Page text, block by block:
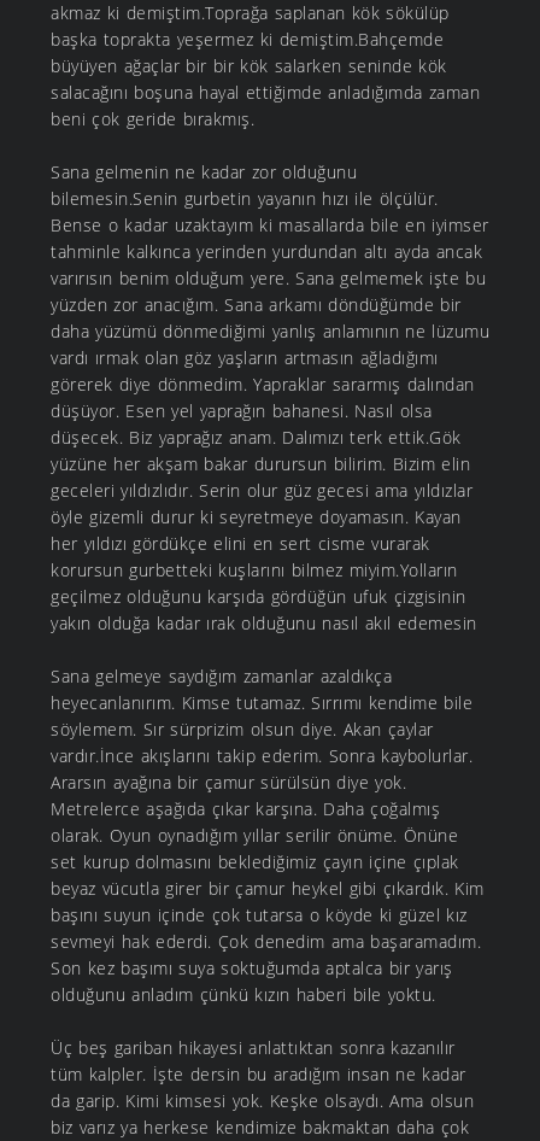
akmaz ki demiştim.Toprağa saplanan kök sökülüp
başka toprakta yeşermez ki demiştim.Bahçemde
büyüyen ağaçlar bir bir kök salarken seninde kök
salacağını boşuna hayal ettiğimde anladığımda zaman
beni çok geride bırakmış.
Sana gelmenin ne kadar zor olduğunu
bilemesin.Senin gurbetin yayanın hızı ile ölçülür.
Bense o kadar uzaktayım ki masallarda bile en iyimser
tahminle kalkınca yerinden yurdundan altı ayda ancak
varırısın benim olduğum yere. Sana gelmemek işte bu
yüzden zor anacığım. Sana arkamı döndüğümde bir
daha yüzümü dönmediğimi yanlış anlamının ne lüzumu
vardı ırmak olan göz yaşların artmasın ağladığımı
görerek diye dönmedim. Yapraklar sararmış dalından
düşüyor. Esen yel yaprağın bahanesi. Nasıl olsa
düşecek. Biz yaprağız anam. Dalımızı terk ettik.Gök
yüzüne her akşam bakar durursun bilirim. Bizim elin
geceleri yıldızlıdır. Serin olur güz gecesi ama yıldızlar
öyle gizemli durur ki seyretmeye doyamasın. Kayan
her yıldızı gördükçe elini en sert cisme vurarak
korursun gurbetteki kuşlarını bilmez miyim.Yolların
geçilmez olduğunu karşıda gördüğün ufuk çizgisinin
yakın olduğa kadar ırak olduğunu nasıl akıl edemesin
Sana gelmeye saydığım zamanlar azaldıkça
heyecanlanırım. Kimse tutamaz. Sırrımı kendime bile
söylemem. Sır sürprizim olsun diye. Akan çaylar
vardır.İnce akışlarını takip ederim. Sonra kaybolurlar.
Ararsın ayağına bir çamur sürülsün diye yok.
Metrelerce aşağıda çıkar karşına. Daha çoğalmış
olarak. Oyun oynadığım yıllar serilir önüme. Önüne
set kurup dolmasını beklediğimiz çayın içine çıplak
beyaz vücutla girer bir çamur heykel gibi çıkardık. Kim
başını suyun içinde çok tutarsa o köyde ki güzel kız
sevmeyi hak ederdi. Çok denedim ama başaramadım.
Son kez başımı suya soktuğumda aptalca bir yarış
olduğunu anladım çünkü kızın haberi bile yoktu.
Üç beş gariban hikayesi anlattıktan sonra kazanılır
tüm kalpler. İşte dersin bu aradığım insan ne kadar
da garip. Kimi kimsesi yok. Keşke olsaydı. Ama olsun
biz varız ya herkese kendimize bakmaktan daha çok